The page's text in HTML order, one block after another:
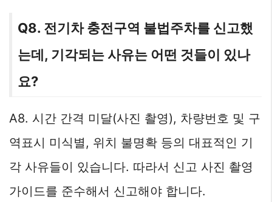
Q8. 전기차 충전구역 불법주차를 신고했
는데, 기각되는 사유는 어떤 것들이 있나
요?
A8. 시간 간격 미달(사진 촬영), 차량번호 및 구
역표시 미식별, 위치 불명확 등의 대표적인 기
각 사유들이 있습니다. 따라서 신고 사진 촬영
가이드를 준수해서 신고해야 합니다.